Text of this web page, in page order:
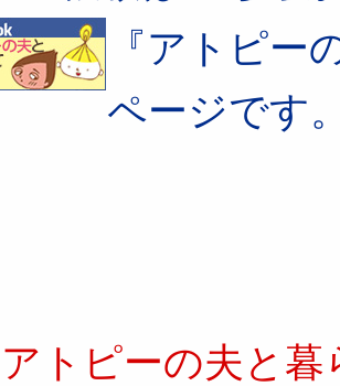
『アトピー
ページです
トピーの夫と